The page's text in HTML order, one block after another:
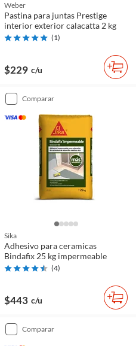
Weber
Pastina para juntas Prestige
interior exterior calacatta 2 kg
(1)
$229 c/u
comparar
Sika
Adhesivo para ceramicas
Bindafix 25 kg impermeable
(4)
$443 c/u
comparar